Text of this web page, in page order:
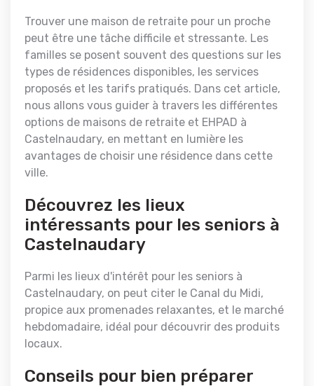
Trouver une maison de retraite pour un proche
peut être une tâche difficile et stressante. Les
familles se posent souvent des questions sur les
types de résidences disponibles, les services
proposés et les tarifs pratiqués. Dans cet article,
nous allons vous guider à travers les différentes
options de maisons de retraite et EHPAD à
Castelnaudary, en mettant en lumière les
avantages de choisir une résidence dans cette
ville.
Découvrez les lieux
intéressants pour les seniors à
Castelnaudary
Parmi les lieux d'intérêt pour les seniors à
Castelnaudary, on peut citer le Canal du Midi,
propice aux promenades relaxantes, et le marché
hebdomadaire, idéal pour découvrir des produits
locaux.
Conseils pour bien préparer